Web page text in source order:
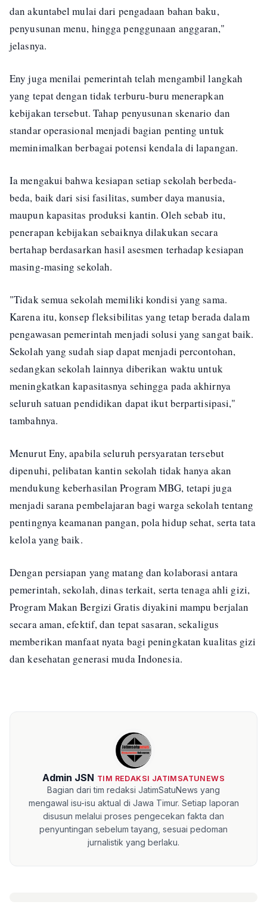
dan akuntabel mulai dari pengadaan bahan baku,
penyusunan menu, hingga penggunaan anggaran,"
jelasnya.
Eny juga menilai pemerintah telah mengambil langkah
yang tepat dengan tidak terburu-buru menerapkan
kebijakan tersebut. Tahap penyusunan skenario dan
standar operasional menjadi bagian penting untuk
meminimalkan berbagai potensi kendala di lapangan.
Ia mengakui bahwa kesiapan setiap sekolah berbeda-
beda, baik dari sisi fasilitas, sumber daya manusia,
maupun kapasitas produksi kantin. Oleh sebab itu,
penerapan kebijakan sebaiknya dilakukan secara
bertahap berdasarkan hasil asesmen terhadap kesiapan
masing-masing sekolah.
"Tidak semua sekolah memiliki kondisi yang sama.
Karena itu, konsep fleksibilitas yang tetap berada dalam
pengawasan pemerintah menjadi solusi yang sangat baik.
Sekolah yang sudah siap dapat menjadi percontohan,
sedangkan sekolah lainnya diberikan waktu untuk
meningkatkan kapasitasnya sehingga pada akhirnya
seluruh satuan pendidikan dapat ikut berpartisipasi,"
tambahnya.
Menurut Eny, apabila seluruh persyaratan tersebut
dipenuhi, pelibatan kantin sekolah tidak hanya akan
mendukung keberhasilan Program MBG, tetapi juga
menjadi sarana pembelajaran bagi warga sekolah tentang
pentingnya keamanan pangan, pola hidup sehat, serta tata
kelola yang baik.
Dengan persiapan yang matang dan kolaborasi antara
pemerintah, sekolah, dinas terkait, serta tenaga ahli gizi,
Program Makan Bergizi Gratis diyakini mampu berjalan
secara aman, efektif, dan tepat sasaran, sekaligus
memberikan manfaat nyata bagi peningkatan kualitas gizi
dan kesehatan generasi muda Indonesia.
Admin JSN TIM REDAKSI JATIMSATUNEWS
Bagian dari tim redaksi JatimSatuNews yang
mengawal isu-isu aktual di Jawa Timur. Setiap laporan
disusun melalui proses pengecekan fakta dan
penyuntingan sebelum tayang, sesuai pedoman
jurnalistik yang berlaku.